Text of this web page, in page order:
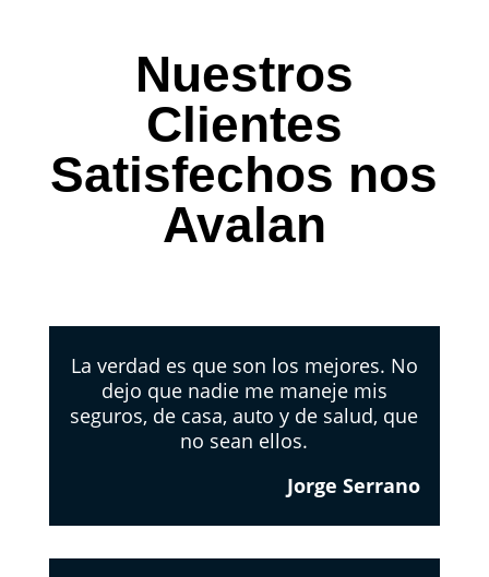
Nuestros
Clientes
Satisfechos nos
Avalan
La verdad es que son los mejores. No
dejo que nadie me maneje mis
seguros, de casa, auto y de salud, que
no sean ellos.
Jorge Serrano